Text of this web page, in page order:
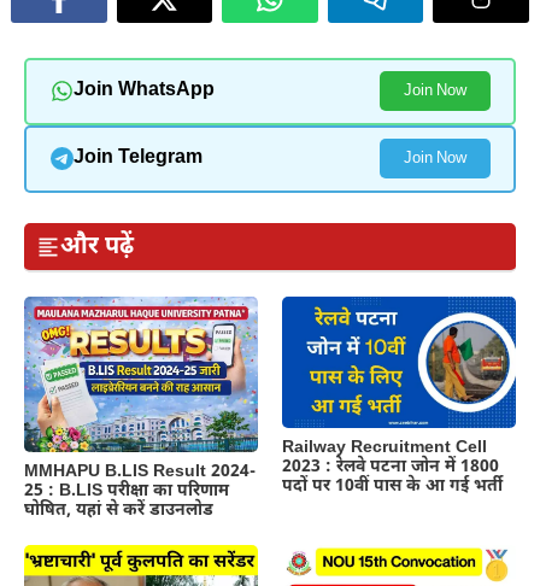
Join WhatsApp Join Now
Join Telegram Join Now
और पढ़ें
MMHAPU B.LIS Result 2024-
25 : B.LIS परीक्षा का परिणाम
घोषित, यहां से करें डाउनलोड
Railway Recruitment Cell
2023 : रेलवे पटना जोन में 1800
पदों पर 10वीं पास के आ गई भर्ती